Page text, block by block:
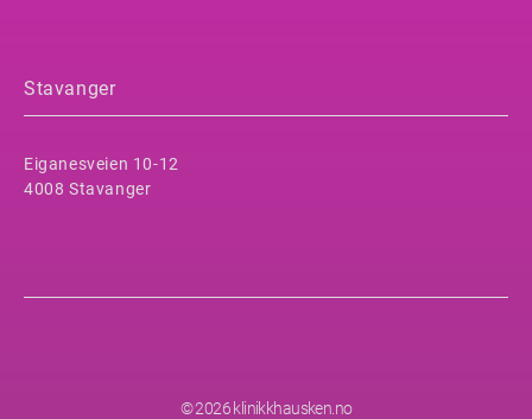
Stavanger
Eiganesveien 10-12
4008 Stavanger
© 2026 klinikkhausken.no